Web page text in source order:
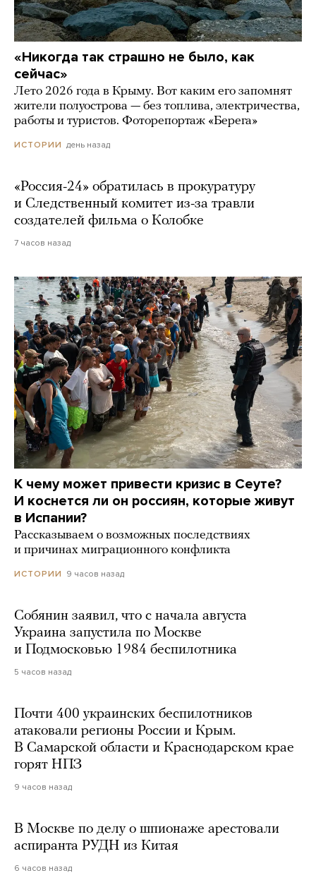
«Никогда так страшно не было, как
сейчас»
Лето 2026 года в Крыму. Вот каким его запомнят
жители полуострова — без топлива, электричества,
работы и туристов. Фоторепортаж «Берега»
ИСТОРИИ день назад
«Россия-24» обратилась в прокуратуру
и Следственный комитет из-за травли
создателей фильма о Колобке
7 часов назад
К чему может привести кризис в Сеуте?
И коснется ли он россиян, которые живут
в Испании?
Рассказываем о возможных последствиях
и причинах миграционного конфликта
ИСТОРИИ 9 часов назад
Собянин заявил, что с начала августа
Украина запустила по Москве
и Подмосковью 1984 беспилотника
5 часов назад
Почти 400 украинских беспилотников
атаковали регионы России и Крым.
В Самарской области и Краснодарском крае
горят НПЗ
9 часов назад
В Москве по делу о шпионаже арестовали
аспиранта РУДН из Китая
6 часов назад